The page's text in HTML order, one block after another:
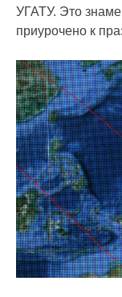
УГАТУ. Это
приурочено к